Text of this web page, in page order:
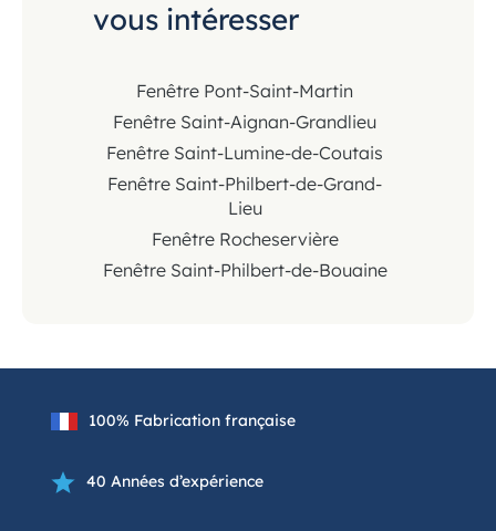
vous intéresser
Fenêtre Pont-Saint-Martin
Fenêtre Saint-Aignan-Grandlieu
Fenêtre Saint-Lumine-de-Coutais
Fenêtre Saint-Philbert-de-Grand-
Lieu
Fenêtre Rocheservière
Fenêtre Saint-Philbert-de-Bouaine
100% Fabrication française
40 Années d’expérience